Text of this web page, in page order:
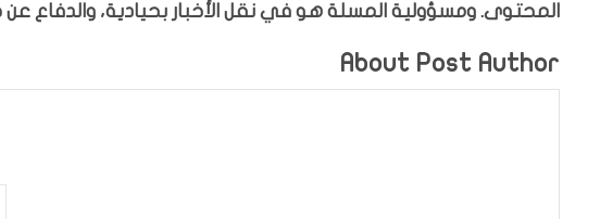
المحتوى. ومسؤولية المسلة هو في نقل الأخبار بحيادية، والدفاع عن
About Post Author